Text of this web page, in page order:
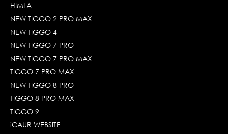
HIMLA
NEW TIGGO 2 PRO MAX
NEW TIGGO 4
NEW TIGGO 7 PRO
NEW TIGGO 7 PRO MAX
TIGGO 7 PRO MAX
NEW TIGGO 8 PRO
TIGGO 8 PRO MAX
TIGGO 9
iCAUR WEBSITE